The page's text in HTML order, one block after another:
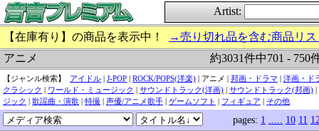
Artist:
【在庫有り】の商品を表示中！
→売り切れ品を含む商品リ
アニメ
約3031件中701 - 750
【ジャンル検索】 アイドル | J-POP | ROCK/POPS(洋楽) | アニメ | 邦画・ドラマ | 洋画・ド
クラシック | ワールド・ミュージック | サウンドトラック(洋画) | サウンドトラック(邦画) |
ジック | 歌謡曲・演歌 | 特撮 | 声優/アニメ歌手 | ゲームソフト | フィギュア | その他
pages: 1 ..... 10 11